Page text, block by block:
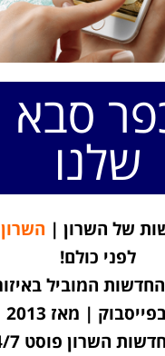
סבא
שלנו
של השרון |
לפני כולם!
המוביל
| מאז 2013
השרון פוסט 24/7